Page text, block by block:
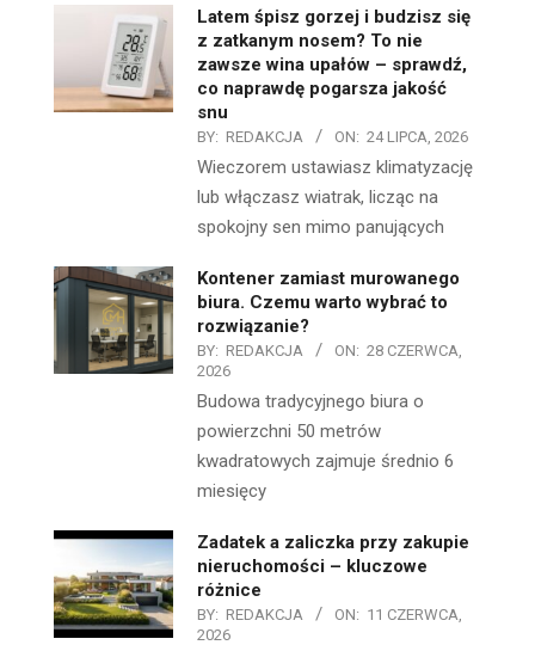
Latem śpisz gorzej i budzisz się
z zatkanym nosem? To nie
zawsze wina upałów – sprawdź,
co naprawdę pogarsza jakość
snu
BY: REDAKCJA ON: 24 LIPCA, 2026
Wieczorem ustawiasz klimatyzację
lub włączasz wiatrak, licząc na
spokojny sen mimo panujących
Kontener zamiast murowanego
biura. Czemu warto wybrać to
rozwiązanie?
BY: REDAKCJA ON: 28 CZERWCA,
2026
Budowa tradycyjnego biura o
powierzchni 50 metrów
kwadratowych zajmuje średnio 6
miesięcy
Zadatek a zaliczka przy zakupie
nieruchomości – kluczowe
różnice
BY: REDAKCJA ON: 11 CZERWCA,
2026